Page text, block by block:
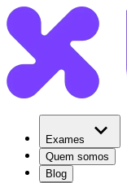
Exames
Quem somos
Blog